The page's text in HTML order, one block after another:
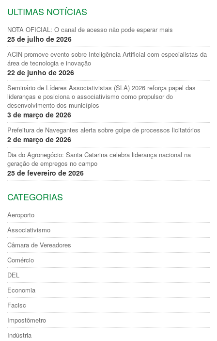
ULTIMAS NOTÍCIAS
NOTA OFICIAL: O canal de acesso não pode esperar mais
25 de julho de 2026
ACIN promove evento sobre Inteligência Artificial com especialistas da
área de tecnologia e inovação
22 de junho de 2026
Seminário de Líderes Associativistas (SLA) 2026 reforça papel das
lideranças e posiciona o associativismo como propulsor do
desenvolvimento dos municípios
3 de março de 2026
Prefeitura de Navegantes alerta sobre golpe de processos licitatórios
2 de março de 2026
Dia do Agronegócio: Santa Catarina celebra liderança nacional na
geração de empregos no campo
25 de fevereiro de 2026
CATEGORIAS
Aeroporto
Associativismo
Câmara de Vereadores
Comércio
DEL
Economia
Facisc
Impostômetro
Indústria